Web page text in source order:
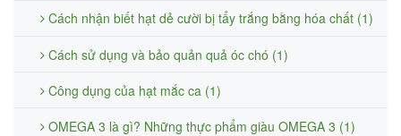
Cách nhận biết hạt dẻ cười bị tẩy trắng bằng hóa chất (1)
Cách sử dụng và bảo quản quả óc chó (1)
Công dụng của hạt mắc ca (1)
OMEGA 3 là gì? Những thực phẩm giàu OMEGA 3 (1)